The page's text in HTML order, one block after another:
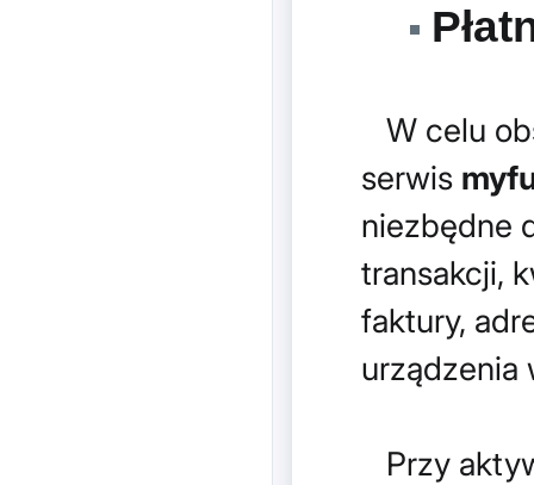
W celu
serwis
niezbędne
transakcji,
faktury,
urządzenia
Przy